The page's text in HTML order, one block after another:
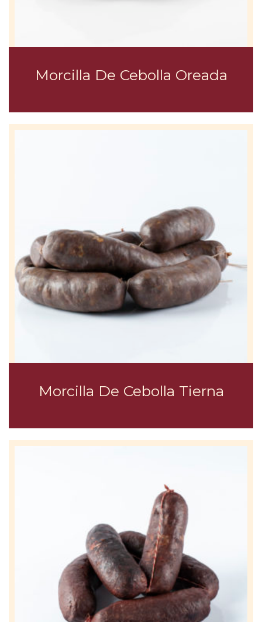
Morcilla De Cebolla Oreada
Morcilla De Cebolla Tierna